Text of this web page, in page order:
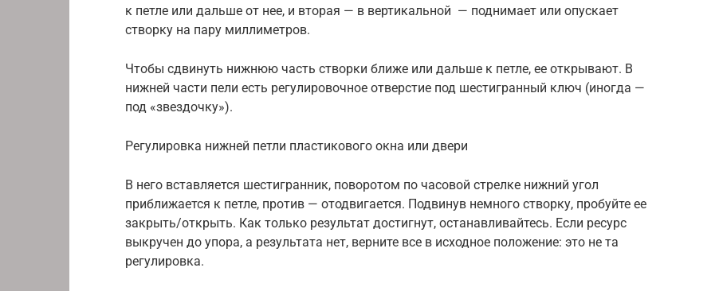
к петле или дальше от нее, и вторая — в вертикальной — поднимает или опускает
створку на пару миллиметров.
Чтобы сдвинуть нижнюю часть створки ближе или дальше к петле, ее открывают. В
нижней части пели есть регулировочное отверстие под шестигранный ключ (иногда —
под «звездочку»).
Регулировка нижней петли пластикового окна или двери
В него вставляется шестигранник, поворотом по часовой стрелке нижний угол
приближается к петле, против — отодвигается. Подвинув немного створку, пробуйте ее
закрыть/открыть. Как только результат достигнут, останавливайтесь. Если ресурс
выкручен до упора, а результата нет, верните все в исходное положение: это не та
регулировка.